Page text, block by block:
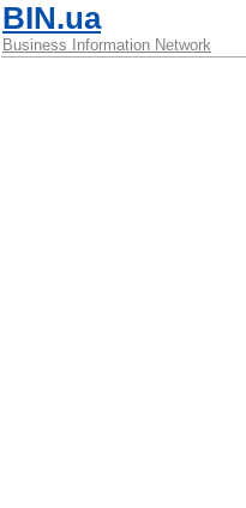
BIN.ua
Business Information Network